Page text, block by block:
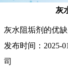
灰
灰水阻垢剂的优
发布时间： 2025-
司